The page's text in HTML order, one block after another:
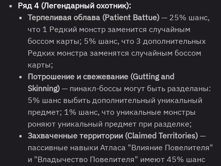
Ряд 4 (Легендарный охотник):
Терпеливая облава (Patient Battue) — 25% шанс,
что 1 Редкий монстр заменится случайным
боссом карты; 5% шанс, что 3 дополнительных
Редких монстра заменятся случайным боссом
карты;
Потрошение и свежевание (Gutting and
Skinning) — пинакл-боссы могут быть разделаны:
5% шанс выбить дополнительный уникальный
предмет; 1% шанс, что уникальные монстры
роняют уникальный предмет при разделке;
Захваченные территории (Claimed Territories) —
пассивные навыки Атласа "Влияние Повелителя"
и "Владычество Повелителя" имеют 45% шанс